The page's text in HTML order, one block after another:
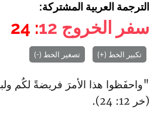
الترجمة العربية المشتركة:
سفر الخروج 12
: 24
تكبير الخط (+) تصغير الخط (-)
"وا‏حفَظوا هذا الأمرَ فريضةً لكُم
(خر 12: 24).